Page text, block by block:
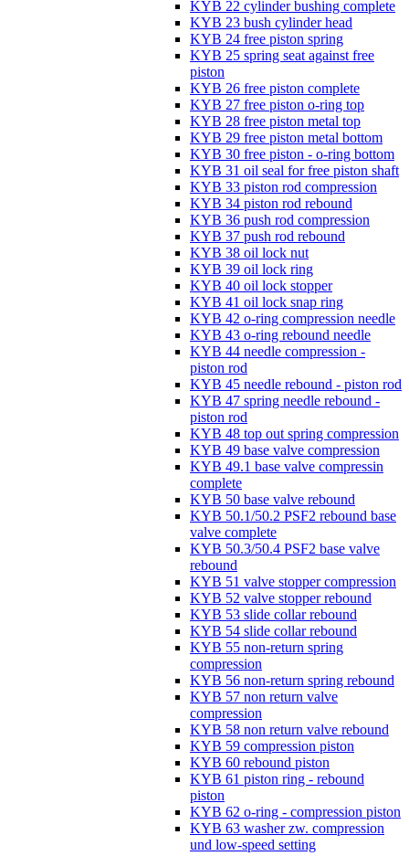
KYB 22 cylinder bushing complete
KYB 23 bush cylinder head
KYB 24 free piston spring
KYB 25 spring seat against free
piston
KYB 26 free piston complete
KYB 27 free piston o-ring top
KYB 28 free piston metal top
KYB 29 free piston metal bottom
KYB 30 free piston - o-ring bottom
KYB 31 oil seal for free piston shaft
KYB 33 piston rod compression
KYB 34 piston rod rebound
KYB 36 push rod compression
KYB 37 push rod rebound
KYB 38 oil lock nut
KYB 39 oil lock ring
KYB 40 oil lock stopper
KYB 41 oil lock snap ring
KYB 42 o-ring compression needle
KYB 43 o-ring rebound needle
KYB 44 needle compression -
piston rod
KYB 45 needle rebound - piston rod
KYB 47 spring needle rebound -
piston rod
KYB 48 top out spring compression
KYB 49 base valve compression
KYB 49.1 base valve compressin
complete
KYB 50 base valve rebound
KYB 50.1/50.2 PSF2 rebound base
valve complete
KYB 50.3/50.4 PSF2 base valve
rebound
KYB 51 valve stopper compression
KYB 52 valve stopper rebound
KYB 53 slide collar rebound
KYB 54 slide collar rebound
KYB 55 non-return spring
compression
KYB 56 non-return spring rebound
KYB 57 non return valve
compression
KYB 58 non return valve rebound
KYB 59 compression piston
KYB 60 rebound piston
KYB 61 piston ring - rebound
piston
KYB 62 o-ring - compression piston
KYB 63 washer zw. compression
und low-speed setting